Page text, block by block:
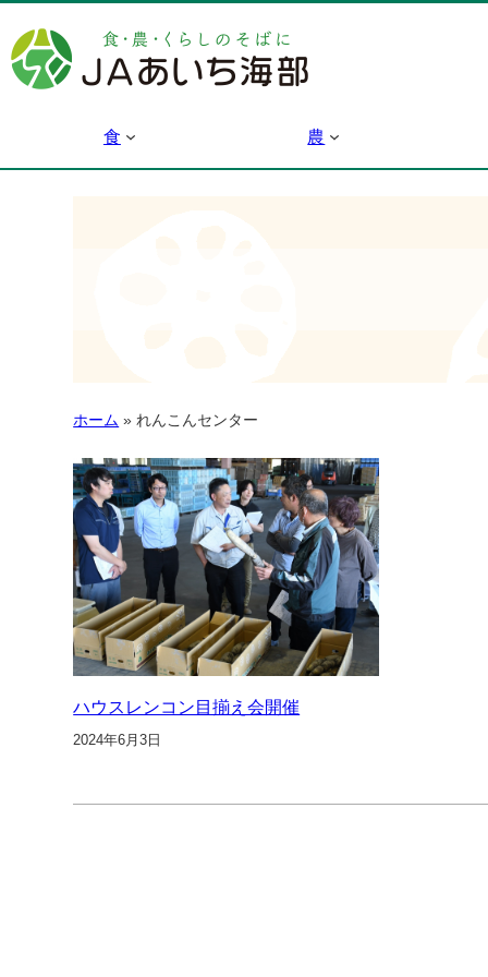
食 農
ホーム » れんこんセンター
ハウスレンコン目揃え会開催
2024年6月3日